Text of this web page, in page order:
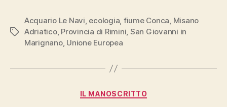
Tag
Acquario Le Navi ecologia fiume Conca Misano
Adriatico, Provincia di Rimini San Giovanni in
Marignano, Unione Europea
Categorie
IL MANOSCRITTO